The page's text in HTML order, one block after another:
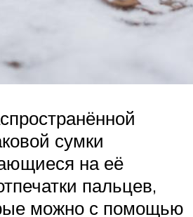
сумки
на её
пальцев,
можно с помощью